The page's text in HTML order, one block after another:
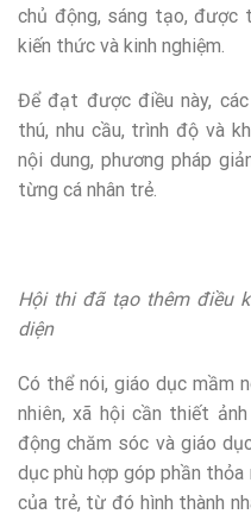
chủ động, sáng tạo, được
kiến thức và kinh nghiệm.
Để đạt được điều này,
thú, nhu cầu, trình độ và
nội dung, phương pháp
từng cá nhân trẻ.
Hội thi đã tạo thêm điều
diện
Có thể nói, giáo dục mầm
nhiên, xã hội cần thiết
động chăm sóc và giáo
dục phù hợp góp phần
của trẻ, từ đó hình thành